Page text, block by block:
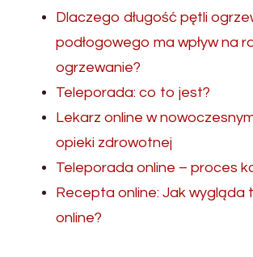
Dlaczego długość pętli
podłogowego ma wpływ na
ogrzewanie?
Teleporada: co to jest?
Lekarz online w
opieki zdrowotnej
Teleporada online – proces
Recepta online: Jak wygląda
online?